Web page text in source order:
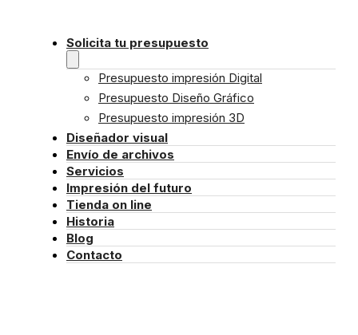
Solicita tu presupuesto
Presupuesto impresión Digital
Presupuesto Diseño Gráfico
Presupuesto impresión 3D
Diseñador visual
Envío de archivos
Servicios
Impresión del futuro
Tienda on line
Historia
Blog
Contacto